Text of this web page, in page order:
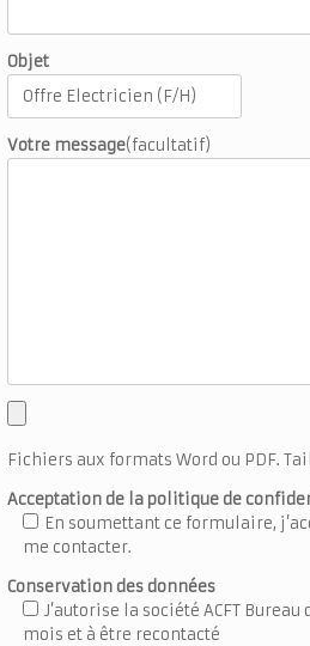
Objet
Votre message(facultatif)
Fichiers aux formats Word ou PDF.
Acceptation de la politique de
En soumettant ce formulaire,
me contacter.
Conservation des données
J’autorise la société ACFT
mois et à être recontacté